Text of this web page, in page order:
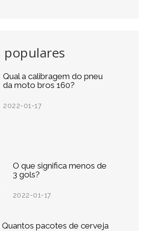
populares
Qual a calibragem do pneu
da moto bros 160?
2022-01-17
O que significa menos de
3 gols?
2022-01-17
Quantos pacotes de cerveja